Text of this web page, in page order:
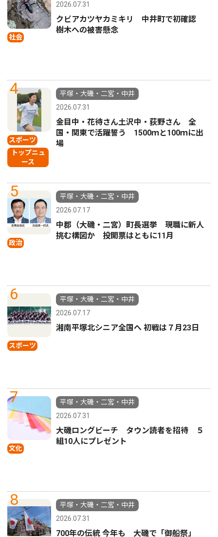
社会
2026.07.31
クビアカツヤカミキリ 中井町で初確認
樹木への被害懸念
4
スポーツ
トップニュ
ース
平塚・大磯・二宮・中井
2026.07.31
金目中・花待さん土沢中・荻野さん 全
国・関東で活躍誓う 1500ｍと100ｍに出
場
5
政治
平塚・大磯・二宮・中井
2026.07.17
中郡（大磯・二宮）町長選挙 現職に新人
挑む構図か 投開票はともに11月
6
スポーツ
平塚・大磯・二宮・中井
2026.07.17
湘南平塚北シニア全国へ 初戦は７月23日
7
文化
平塚・大磯・二宮・中井
2026.07.31
大磯ロングビーチ タウン読者を招待 ５
組10人にプレゼント
8
平塚・大磯・二宮・中井
2026.07.31
700年の伝統 今年も 大磯で「御船祭」